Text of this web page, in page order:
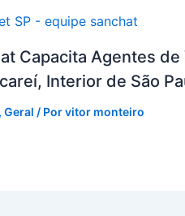
Capacita Agentes de
Interior de São
, Geral / Porvitor monteiro